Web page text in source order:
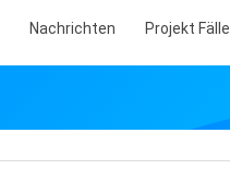
Nachrichten Projekt Fälle